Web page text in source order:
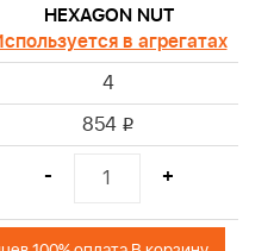
HEXAGON NUT
в агрегатах
4
854 i
- +